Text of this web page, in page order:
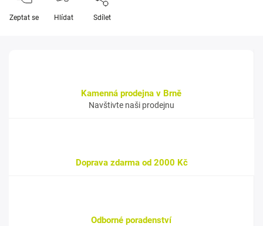
Zeptat se Hlídat Sdílet
Kamenná prodejna v Brně
Navštivte naši prodejnu
Doprava zdarma od 2000 Kč
Odborné poradenství